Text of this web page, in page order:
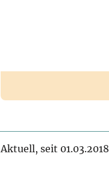
Aktuell, seit 01.03.2018